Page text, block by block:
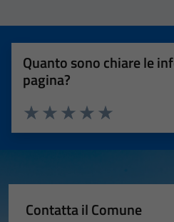
Quanto sono chiare le
pagina?
Valuta 5 stelle
Valuta 4 stelle su 5
Valuta 3 stelle su 5
Valuta 2 stelle su 5
Valuta 1 stelle su 5
Contatta il Comune